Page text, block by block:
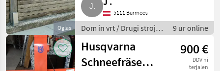
Oglas
5111 Bürmoos
Dom in vrt / Drugi stroji
za dom in vrt
9 ur online
Husqvarna
Schneefräse
900 €
DDV ni
terjalen